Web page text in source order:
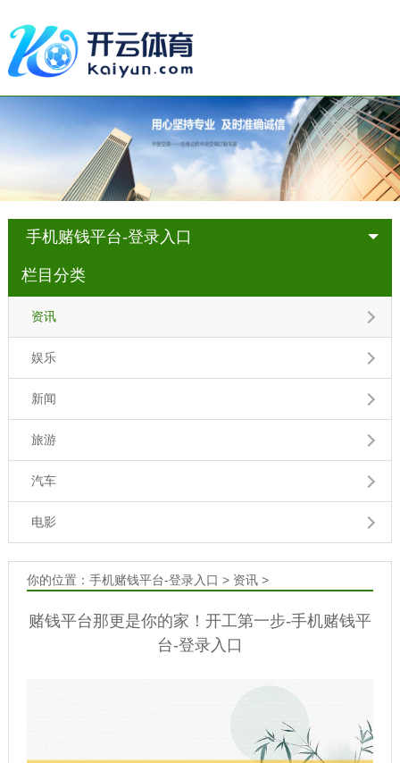
手机赌钱平台-登录入口
栏目分类
资讯
娱乐
新闻
旅游
汽车
电影
你的位置： 手机赌钱平台-登录入口 > 资讯>
赌钱平台那更是你的家！开工第一步-手机赌钱平
台-登录入口